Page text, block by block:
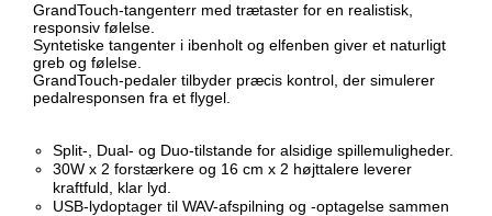
GrandTouch-tangenterr med trætaster for en realistisk,
responsiv følelse.
Syntetiske tangenter i ibenholt og elfenben giver et naturligt
greb og følelse.
GrandTouch-pedaler tilbyder præcis kontrol, der simulerer
pedalresponsen fra et flygel.
Split-, Dual- og Duo-tilstande for alsidige spillemuligheder.
30W x 2 forstærkere og 16 cm x 2 højttalere leverer
kraftfuld, klar lyd.
USB-lydoptager til WAV-afspilning og -optagelse sammen